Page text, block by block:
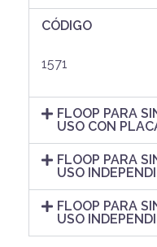
CÓDIGO
1571
FLOOP PARA
USO CON
FLOOP PARA
USO
FLOOP PARA
USO